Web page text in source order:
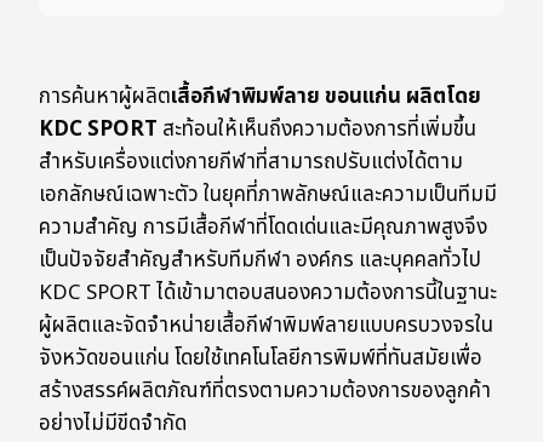
การค้นหาผู้ผลิตเสื้อกีฬาพิมพ์ลาย ขอนแก่น ผลิตโดย
KDC SPORT สะท้อนให้เห็นถึงความต้องการที่เพิ่มขึ้น
สำหรับเครื่องแต่งกายกีฬาที่สามารถปรับแต่งได้ตาม
เอกลักษณ์เฉพาะตัว ในยุคที่ภาพลักษณ์และความเป็นทีมมี
ความสำคัญ การมีเสื้อกีฬาที่โดดเด่นและมีคุณภาพสูงจึง
เป็นปัจจัยสำคัญสำหรับทีมกีฬา องค์กร และบุคคลทั่วไป
KDC SPORT ได้เข้ามาตอบสนองความต้องการนี้ในฐานะ
ผู้ผลิตและจัดจำหน่ายเสื้อกีฬาพิมพ์ลายแบบครบวงจรใน
จังหวัดขอนแก่น โดยใช้เทคโนโลยีการพิมพ์ที่ทันสมัยเพื่อ
สร้างสรรค์ผลิตภัณฑ์ที่ตรงตามความต้องการของลูกค้า
อย่างไม่มีขีดจำกัด